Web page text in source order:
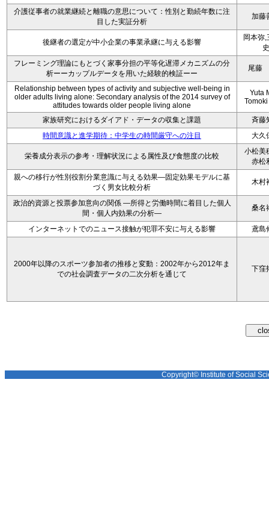
介護従事者の就業継続と離職の意思について：性別と勤続年数に注
目した実証分析
加藤
後継者の選定が中小企業の事業承継に与える影響
岡本弥,
史
フレーミング理論にもとづく家事分担の平等化遅滞メカニズムの分
析ーーカップルデータを用いた経験的検証ーー
尾藤
Relationship between types of activity and subjective well-being in
older adults living alone: Secondary analysis of the 2014 survey of
attitudes towards older people living alone
Yuta
家族研究におけるダイアド・データの収集と課題
斉藤
時間意識と進学期待：中学生の時間厳守への注目
大久
栄養成分表示の参考・理解状況による属性及び食態度の比較
小松美
赤松
親への移行が性別役割分業意識に与える効果—固定効果モデルに基
づく男女比較分析
木村
政治的資源と投票参加意向の関係 ―所得と労働時間に着目した個人
間・個人内効果の分析―
桑名
インターネットでのニュース接触が犯罪不安に与える影響 鳶島
2000年以降のスポーツ参加者の推移と変動：2002年から2012年ま
での社会調査データの二次分析を通じて
下窪
Copyright© Institute of Social